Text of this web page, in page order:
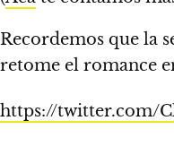
Recordemos que la
retome el romance
https://twitter.com/